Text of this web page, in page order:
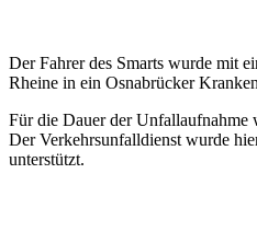
Der Fahrer des Smarts wurde mit
Rheine in ein Osnabrücker
Für die Dauer der Unfallaufnahme
Der Verkehrsunfalldienst wurde
unterstützt.